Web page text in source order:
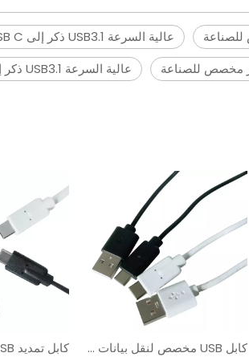
عالية السرعة USB3.1 ذكر إلى USB C ذكر مخصص للصناعة
عالية السرعة USB3.1 ذكر إلى USB C ذكر للصناعة
كابل USB مخصص لنقل بيانات كابل التمديد للجهاز